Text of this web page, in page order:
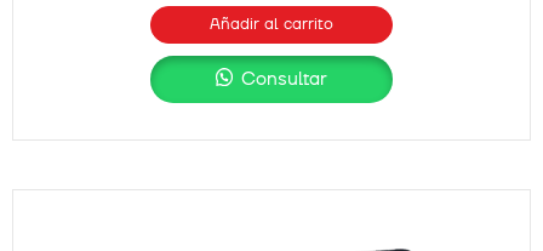
Añadir al carrito
Consultar